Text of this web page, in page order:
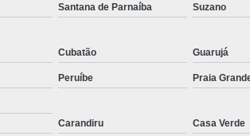
Santana de Parnaíba Suzano
Cubatão Guarujá
Peruíbe Praia
Carandiru Casa Verde